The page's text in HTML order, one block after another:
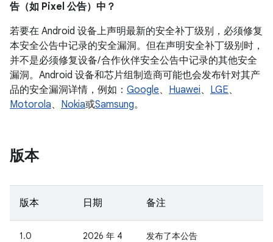
告（如 Pixel 公告）中？
若要在 Android 设备上声明最新的安全补丁级别，必须修复
本安全公告中记录的安全漏洞。但在声明安全补丁级别时，
并不是必须修复设备/ 合作伙伴安全公告中记录的其他安全
漏洞。Android 设备和芯片组制造商可能也会发布针对其产
品的安全漏洞详情，例如： Google、 Huawei、 LGE、
Motorola、 Nokia或Samsung。
版本
版本 日期 备注
1.0
2026 年 4
发布了本公告